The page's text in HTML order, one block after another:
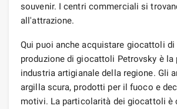
souvenir. I centri commerciali si
all'attrazione.
Qui puoi anche acquistare giocattoli di
produzione di giocattoli Petrovsky è la
industria artigianale della regione. Gli
argilla scura, prodotti per il fuoco e
motivi. La particolarità dei giocattoli è